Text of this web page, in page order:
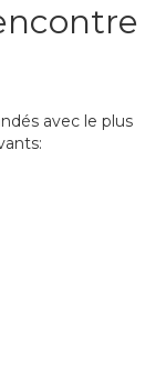
avec le plus